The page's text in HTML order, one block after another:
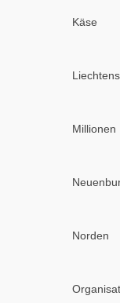
Käse
Millionen
Norden